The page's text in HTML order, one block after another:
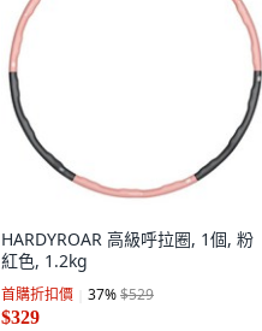
HARDYROAR 高級呼拉圈, 1個, 粉
紅色, 1.2kg
首購折扣價 37%$529
$329